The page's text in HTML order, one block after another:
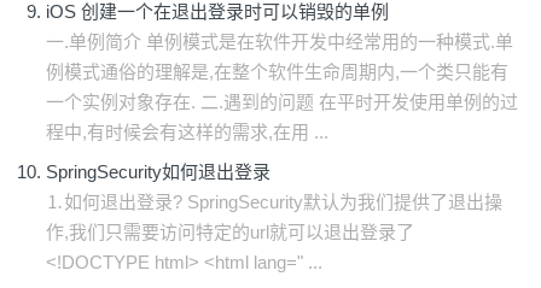
iOS 创建一个在退出登录时可以销毁的单例
一.单例简介 单例模式是在软件开发中经常用的一种模式.单
例模式通俗的理解是,在整个软件生命周期内,一个类只能有
一个实例对象存在. 二.遇到的问题 在平时开发使用单例的过
程中,有时候会有这样的需求,在用 ...
SpringSecurity如何退出登录
⒈如何退出登录? SpringSecurity默认为我们提供了退出操
作,我们只需要访问特定的url就可以退出登录了
<!DOCTYPE html> <html lang=" ...